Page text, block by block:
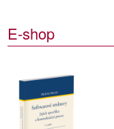
E-shop